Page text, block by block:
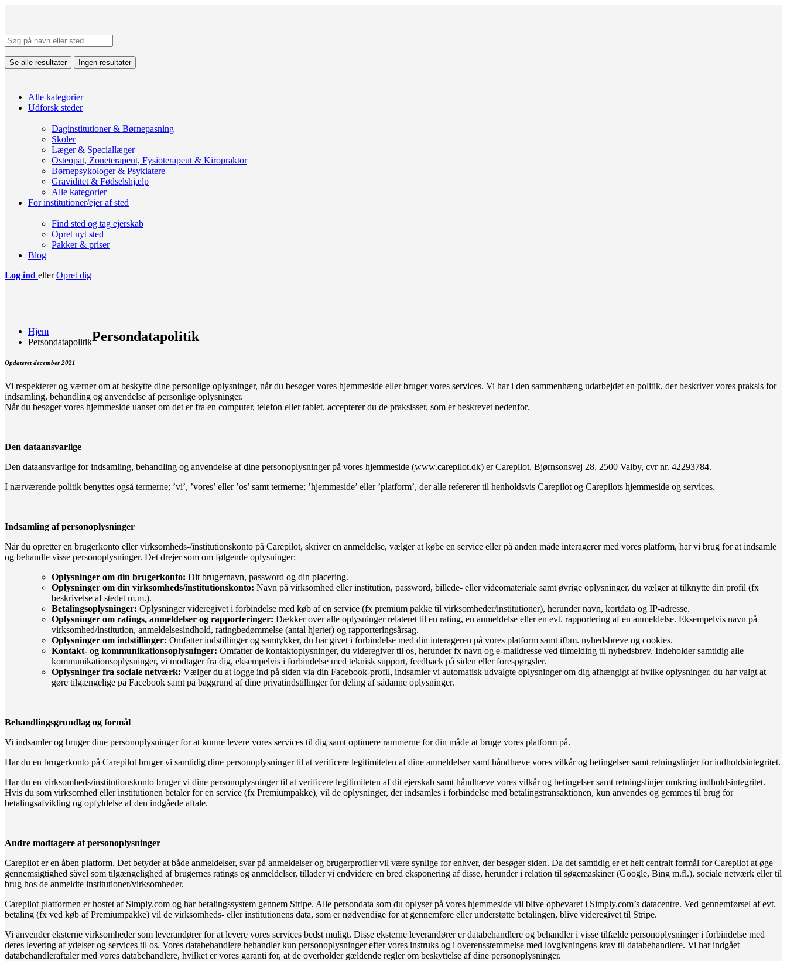
Se alle resultater Ingen resultater
Alle kategorier
Udforsk steder
Daginstitutioner & Børnepasning
Skoler
Læger & Speciallæger
Osteopat, Zoneterapeut, Fysioterapeut & Kiropraktor
Børnepsykologer & Psykiatere
Graviditet & Fødselshjælp
Alle kategorier
For institutioner/ejer af sted
Find sted og tag ejerskab
Opret nyt sted
Pakker & priser
Blog
Log ind eller Opret dig
Hjem
PersondatapolitikPersondatapolitik
Opdateret december 2021
Vi respekterer og værner om at beskytte dine personlige oplysninger, når du besøger vores hjemmeside eller bruger vores services. Vi har i den sammenhæng udarbejdet en politik, der beskriver vores praksis for
indsamling, behandling og anvendelse af personlige oplysninger.
Når du besøger vores hjemmeside uanset om det er fra en computer, telefon eller tablet, accepterer du de praksisser, som er beskrevet nedenfor.
Den dataansvarlige
Den dataansvarlige for indsamling, behandling og anvendelse af dine personoplysninger på vores hjemmeside (www.carepilot.dk) er Carepilot, Bjørnsonsvej 28, 2500 Valby, cvr nr. 42293784.
I nærværende politik benyttes også termerne; ’vi’, ’vores’ eller ’os’ samt termerne; ’hjemmeside’ eller ’platform’, der alle refererer til henholdsvis Carepilot og Carepilots hjemmeside og services.
Indsamling af personoplysninger
Når du opretter en brugerkonto eller virksomheds-/institutionskonto på Carepilot, skriver en anmeldelse, vælger at købe en service eller på anden måde interagerer med vores platform, har vi brug for at indsamle
og behandle visse personoplysninger. Det drejer som om følgende oplysninger:
Oplysninger om din brugerkonto: Dit brugernavn, password og din placering.
Oplysninger om din virksomheds/institutionskonto: Navn på virksomhed eller institution, password, billede- eller videomateriale samt øvrige oplysninger, du vælger at tilknytte din profil (fx
beskrivelse af stedet m.m.).
Betalingsoplysninger: Oplysninger videregivet i forbindelse med køb af en service (fx premium pakke til virksomheder/institutioner), herunder navn, kortdata og IP-adresse.
Oplysninger om ratings, anmeldelser og rapporteringer: Dækker over alle oplysninger relateret til en rating, en anmeldelse eller en evt. rapportering af en anmeldelse. Eksempelvis navn på
virksomhed/institution, anmeldelsesindhold, ratingbedømmelse (antal hjerter) og rapporteringsårsag.
Oplysninger om indstillinger: Omfatter indstillinger og samtykker, du har givet i forbindelse med din interageren på vores platform samt ifbm. nyhedsbreve og cookies.
Kontakt- og kommunikationsoplysninger: Omfatter de kontaktoplysninger, du videregiver til os, herunder fx navn og e-maildresse ved tilmelding til nyhedsbrev. Indeholder samtidig alle
kommunikationsoplysninger, vi modtager fra dig, eksempelvis i forbindelse med teknisk support, feedback på siden eller forespørgsler.
Oplysninger fra sociale netværk: Vælger du at logge ind på siden via din Facebook-profil, indsamler vi automatisk udvalgte oplysninger om dig afhængigt af hvilke oplysninger, du har valgt at
gøre tilgængelige på Facebook samt på baggrund af dine privatindstillinger for deling af sådanne oplysninger.
Behandlingsgrundlag og formål
Vi indsamler og bruger dine personoplysninger for at kunne levere vores services til dig samt optimere rammerne for din måde at bruge vores platform på.
Har du en brugerkonto på Carepilot bruger vi samtidig dine personoplysninger til at verificere legitimiteten af dine anmeldelser samt håndhæve vores vilkår og betingelser samt retningslinjer for indholdsintegritet.
Har du en virksomheds/institutionskonto bruger vi dine personoplysninger til at verificere legitimiteten af dit ejerskab samt håndhæve vores vilkår og betingelser samt retningslinjer omkring indholdsintegritet.
Hvis du som virksomhed eller institutionen betaler for en service (fx Premiumpakke), vil de oplysninger, der indsamles i forbindelse med betalingstransaktionen, kun anvendes og gemmes til brug for
betalingsafvikling og opfyldelse af den indgåede aftale.
Andre modtagere af personoplysninger
Carepilot er en åben platform. Det betyder at både anmeldelser, svar på anmeldelser og brugerprofiler vil være synlige for enhver, der besøger siden. Da det samtidig er et helt centralt formål for Carepilot at øge
gennemsigtighed såvel som tilgængelighed af brugernes ratings og anmeldelser, tillader vi endvidere en bred eksponering af disse, herunder i relation til søgemaskiner (Google, Bing m.fl.), sociale netværk eller til
brug hos de anmeldte institutioner/virksomheder.
Carepilot platformen er hostet af Simply.com og har betalingssystem gennem Stripe. Alle persondata som du oplyser på vores hjemmeside vil blive opbevaret i Simply.com’s datacentre. Ved gennemførsel af evt.
betaling (fx ved køb af Premiumpakke) vil de virksomheds- eller institutionens data, som er nødvendige for at gennemføre eller understøtte betalingen, blive videregivet til Stripe.
Vi anvender eksterne virksomheder som leverandører for at levere vores services bedst muligt. Disse eksterne leverandører er databehandlere og behandler i visse tilfælde personoplysninger i forbindelse med
deres levering af ydelser og services til os. Vores databehandlere behandler kun personoplysninger efter vores instruks og i overensstemmelse med lovgivningens krav til databehandlere. Vi har indgået
databehandleraftaler med vores databehandlere, hvilket er vores garanti for, at de overholder gældende regler om beskyttelse af dine personoplysninger.